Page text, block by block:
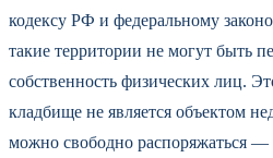
кодексу РФ и федеральному
такие территории не могут быть
собственность физических лиц.
кладбище не является объектом
можно свободно распоряжаться —